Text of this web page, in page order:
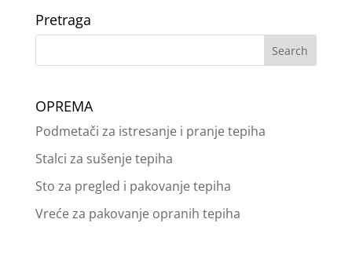
Pretraga
OPREMA
Podmetači za istresanje i pranje tepiha
Stalci za sušenje tepiha
Sto za pregled i pakovanje tepiha
Vreće za pakovanje opranih tepiha